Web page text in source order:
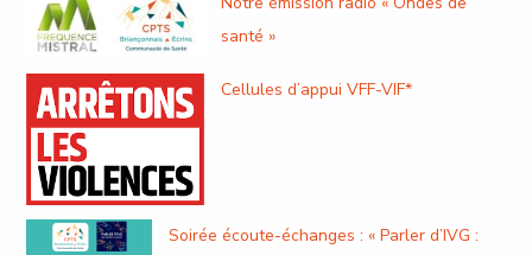
santé »
Cellules d’appui VFF-VIF*
Soirée écoute-échanges : « Parler d’IVG :